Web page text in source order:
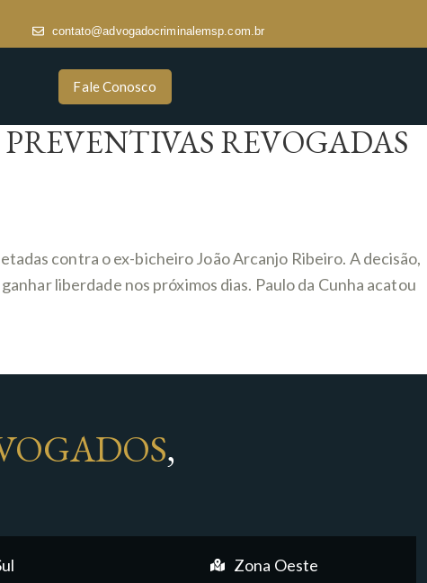
contato@advogadocriminalemsp.com.br
Fale Conosco
REVOGADAS
contra o ex-bicheiro João Arcanjo Ribeiro. A decisão,
liberdade nos próximos dias. Paulo da Cunha acatou
,
Zona Oeste